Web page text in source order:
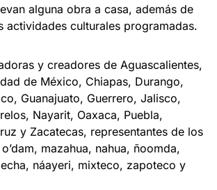
alguna obra a casa, además de
actividades culturales programadas.
y creadores de Aguascalientes,
de México, Chiapas, Durango,
Guanajuato, Guerrero, Jalisco,
Nayarit, Oaxaca, Puebla,
y Zacatecas, representantes de los
mazahua, nahua, ñoomda,
náayeri, mixteco, zapoteco y